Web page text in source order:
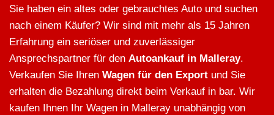
Sie haben ein altes oder gebrauchtes Auto und suchen
nach einem Käufer? Wir sind mit mehr als 15 Jahren
Erfahrung ein seriöser und zuverlässiger
Ansprechspartner für den Autoankauf in Malleray.
Verkaufen Sie Ihren Wagen für den Export und Sie
erhalten die Bezahlung direkt beim Verkauf in bar. Wir
kaufen Ihnen Ihr Wagen in Malleray unabhängig von